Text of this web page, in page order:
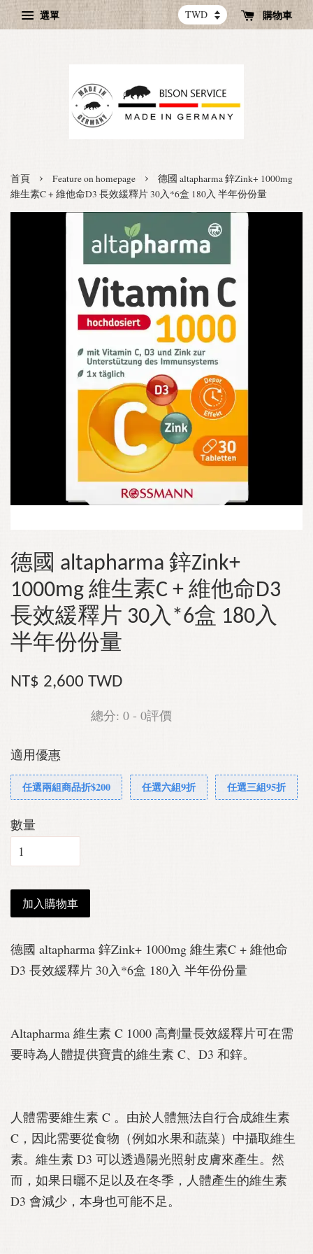
選單 購物車
首頁 › Feature on homepage ›
德國 altapharma 鋅Zink+ 1000mg
維生素C + 維他命D3 長效緩釋片 30入*6盒 180入 半年份份量
德國 altapharma 鋅Zink+
1000mg 維生素C + 維他命D3
長效緩釋片 30入*6盒 180入
半年份份量
NT$ 2,600 TWD
總分: 0 - 0評價
適用優惠
任選兩組商品折$200 任選六組9折 任選三組95折
數量
加入購物車
德國 altapharma 鋅Zink+ 1000mg 維生素C + 維他命
D3 長效緩釋片 30入*6盒 180入 半年份份量
Altapharma 維生素 C 1000 高劑量長效緩釋片可在需
要時為人體提供寶貴的維生素 C、D3 和鋅。
人體需要維生素 C 。由於人體無法自行合成維生素
C，因此需要從食物（例如水果和蔬菜）中攝取維生
素。維生素 D3 可以透過陽光照射皮膚來產生。然
而，如果日曬不足以及在冬季，人體產生的維生素
D3 會減少，本身也可能不足。